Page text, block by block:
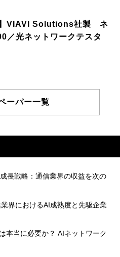
】VIAVI Solutions社製 ネ
／光ネットワークテスタ
ーパー一覧
長戦略：通信業界の収益を次の
界におけるAI成熟度と先駆企業
本当に必要か？ AIネットワーク